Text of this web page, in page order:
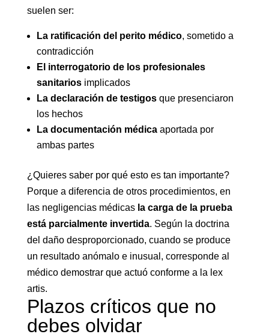
suelen ser:
La ratificación del perito médico, sometido a
contradicción
El interrogatorio de los profesionales
sanitariosimplicados
La declaración de testigosque presenciaron
los hechos
La documentación médicaaportada por
ambas partes
¿Quieres saber por qué esto es tan importante?
Porque a diferencia de otros procedimientos, en
las negligencias médicas la carga de la prueba
está parcialmente invertida. Según la doctrina
del daño desproporcionado, cuando se produce
un resultado anómalo e inusual, corresponde al
médico demostrar que actuó conforme a la lex
artis.
Plazos críticos que no
debes olvidar